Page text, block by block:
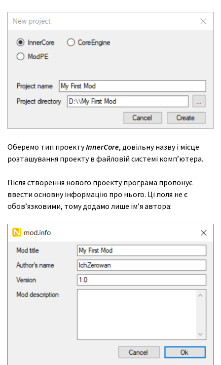
Оберемо тип проектуInnerCore, довільну назву і місце
розташування проекту в файловій системі комп’ютера.
Після створення нового проекту програма пропонує
ввести основну інформацію про нього. Ці поля не є
обов’язковими, тому додамо лише ім’я автора: